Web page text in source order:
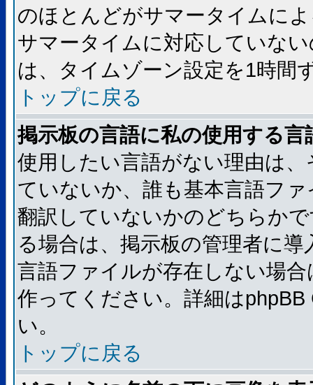
のほとんどがサマータイムに
サマータイムに対応していな
は、タイムゾーン設定を1時間
トップに戻る
掲示板の言語に私の使用する
使用したい言語がない理由は
ていないか、誰も基本言語フ
翻訳していないかのどちらか
る場合は、掲示板の管理者に
言語ファイルが存在しない場
作ってください。詳細は
い。
トップに戻る